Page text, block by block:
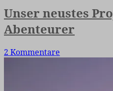
Unser neustes
Abenteurer
2 Kommentare